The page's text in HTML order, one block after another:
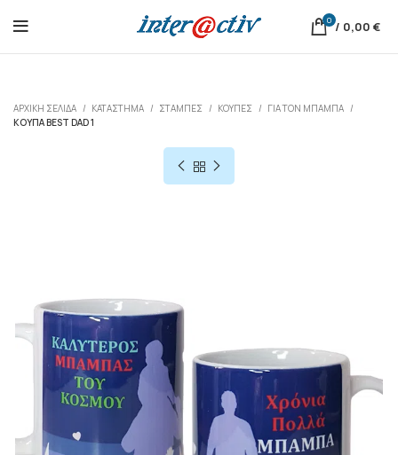
0 / 0,00 €
ΑΡΧΙΚΉ ΣΕΛΊΔΑ ΚΑΤΆΣΤΗΜΑ ΣΤΑΜΠΕΣ ΚΟΎΠΕΣ
ΓΙΑ ΤΟΝ ΜΠΑΜΠΆ
ΚΟΎΠΑ BEST DAD 1